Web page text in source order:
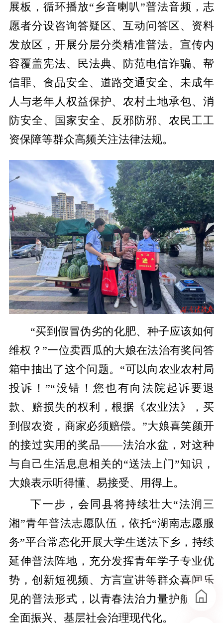
展板，循环播放“乡音喇叭”普法音频，志
愿者分设咨询答疑区、互动问答区、资料
发放区，开展分层分类精准普法。宣传内
容覆盖宪法、民法典、防范电信诈骗、帮
信罪、食品安全、道路交通安全、未成年
人与老年人权益保护、农村土地承包、消
防安全、国家安全、反邪防邪、农民工工
资保障等群众高频关注法律法规。
“买到假冒伪劣的化肥、种子应该如何
维权？”一位卖西瓜的大娘在法治有奖问答
箱中抽出了这个问题。“可以向农业农村局
投诉！”“没错！您也有向法院起诉要退
款、赔损失的权利，根据《农业法》，买
到假农资，商家必须赔偿。”大娘喜笑颜开
的接过实用的奖品——法治水盆，对这种
与自己生活息息相关的“送法上门”知识，
大娘表示听得懂、易接受、用得上。
下一步，会同县将持续壮大“法润三
湘”青年普法志愿队伍，依托“湖南志愿服
务”平台常态化开展大学生送法下乡，持续
延伸普法阵地，充分发挥青年学子专业优
势，创新短视频、方言宣讲等群众喜闻乐
见的普法形式，以青春法治力量护航乡村
全面振兴、基层社会治理现代化。